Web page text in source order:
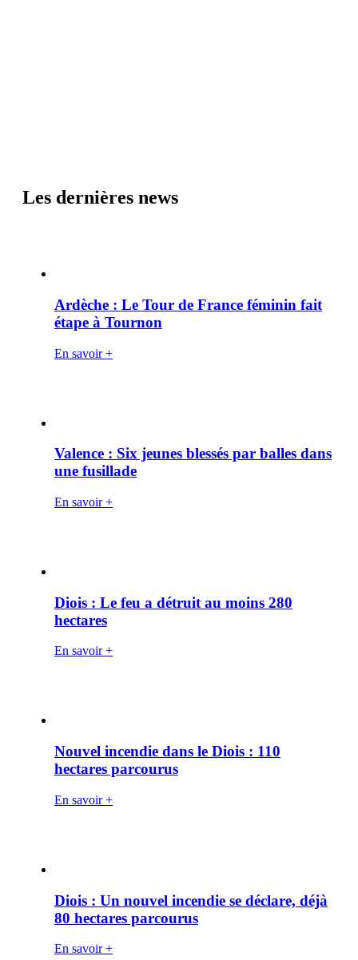
Les dernières news
Ardèche : Le Tour de France féminin fait
étape à Tournon
En savoir +
Valence : Six jeunes blessés par balles dans
une fusillade
En savoir +
Diois : Le feu a détruit au moins 280
hectares
En savoir +
Nouvel incendie dans le Diois : 110
hectares parcourus
En savoir +
Diois : Un nouvel incendie se déclare, déjà
80 hectares parcourus
En savoir +